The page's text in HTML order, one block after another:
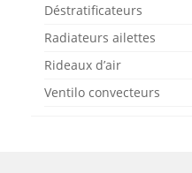
Déstratificateurs
Radiateurs ailettes
Rideaux d’air
Ventilo convecteurs